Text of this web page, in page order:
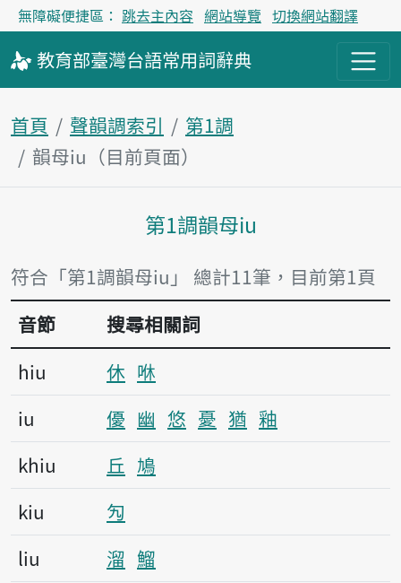
無障礙便捷區： 跳去主內容 網站導覽 切換網站翻譯
教育部臺灣台語常用詞辭典
首頁 聲韻調索引
第1調
韻母iu（目前頁面）
主內容區塊
第1調韻母iu
符合「第1調韻母iu」 總計11筆，目前第1頁
音節
搜尋相關詞
hiu
休 咻
iu
優 幽 悠 憂 猶 釉
khiu
丘 鳩
kiu
勼
liu
溜 鰡